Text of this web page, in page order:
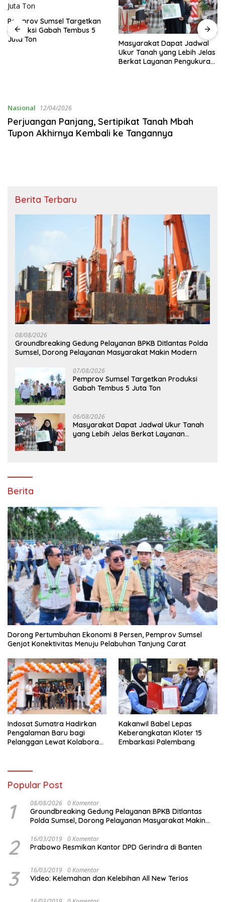
Pemprov Sumsel Targetkan
Produksi Gabah Tembus 5
Juta Ton
Masyarakat Dapat Jadwal
Ukur Tanah yang Lebih Jelas
Berkat Layanan Pengukuran
Nasional 12/04/2026
Perjuangan Panjang, Sertipikat Tanah Mbah
Tupon Akhirnya Kembali ke Tangannya
Berita Terbaru
08/08/2026
Groundbreaking Gedung Pelayanan BPKB Ditlantas Polda
Sumsel, Dorong Pelayanan Masyarakat Makin Modern
07/08/2026
Pemprov Sumsel Targetkan Produksi
Gabah Tembus 5 Juta Ton
06/08/2026
Masyarakat Dapat Jadwal Ukur Tanah
yang Lebih Jelas Berkat Layanan
Berita
Dorong Pertumbuhan Ekonomi 8 Persen, Pemprov Sumsel
Genjot Konektivitas Menuju Pelabuhan Tanjung Carat
Indosat Sumatra Hadirkan
Pengalaman Baru bagi
Pelanggan Lewat Kolaborasi
Kakanwil Babel Lepas
Keberangkatan Kloter 15
Embarkasi Palembang
Popular Post
1 08/08/2026 0 Komentar
Groundbreaking Gedung Pelayanan BPKB Ditlantas
Polda Sumsel, Dorong Pelayanan Masyarakat Makin
2 16/03/2019 0 Komentar
Prabowo Resmikan Kantor DPD Gerindra di Banten
3 16/03/2019 0 Komentar
Video: Kelemahan dan Kelebihan All New Terios